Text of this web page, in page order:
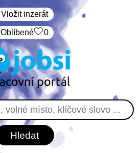
Vložit inzerát
Oblíbené 0